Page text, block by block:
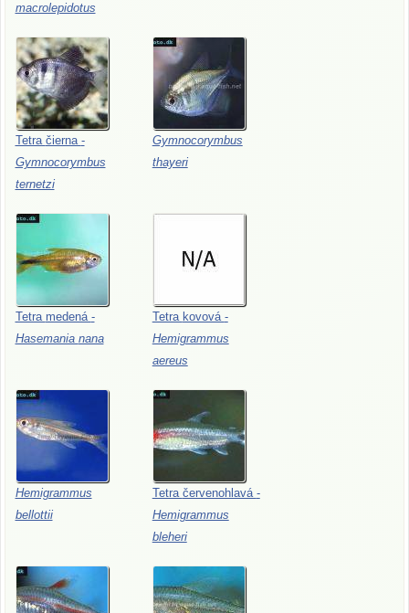
macrolepidotus
Tetra čierna -
Gymnocorymbus
ternetzi
Gymnocorymbus
thayeri
Tetra medená -
Hasemania nana
Tetra kovová -
Hemigrammus
aereus
Hemigrammus
bellottii
Tetra červenohlavá -
Hemigrammus
bleheri